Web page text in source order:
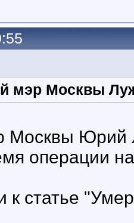
мэр Москвы
Юрий
операции
к статье